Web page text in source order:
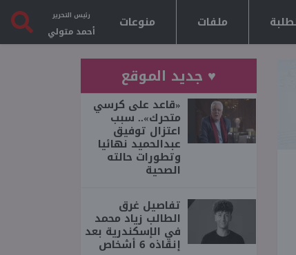
ملفات منوعات رئيس التحرير
أحمد متولي
♥ جديد الموقع
«قاعد على كرسي
متحرك».. سبب
اعتزال توفيق
عبدالحميد نهائيا
وتطورات حالته
الصحية
تفاصيل غرق
الطالب زياد محمد
في الإسكندرية بعد
إنقاذه 6 أشخاص